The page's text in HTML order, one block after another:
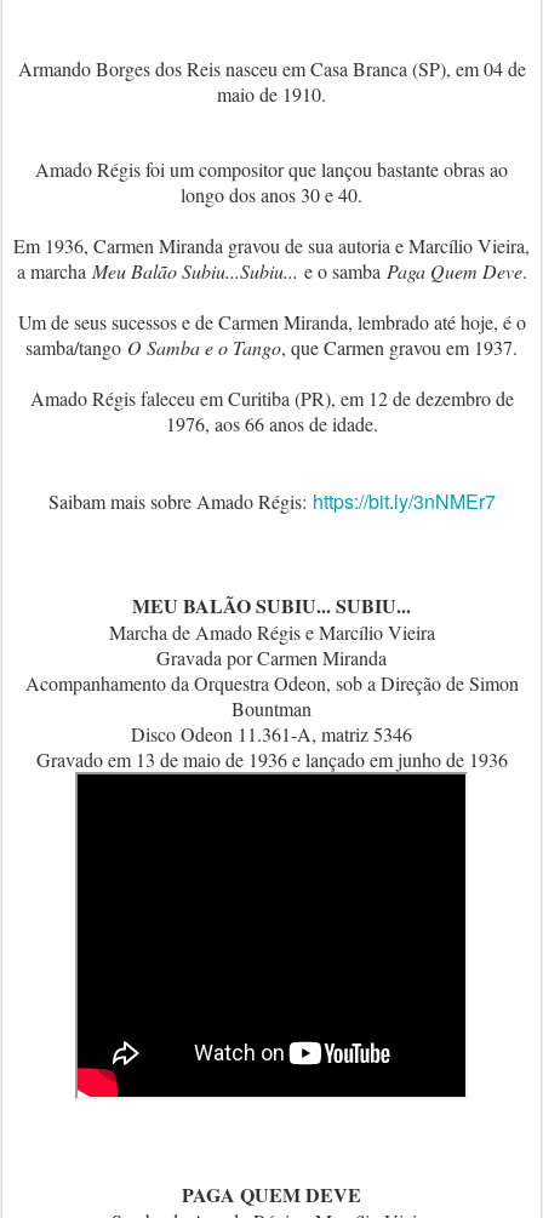
Armando Borges dos Reis nasceu em Casa Branca (SP), em 04 de
maio de 1910.
Amado Régis foi um compositor que lançou bastante obras ao
longo dos anos 30 e 40.
Em 1936, Carmen Miranda gravou de sua autoria e Marcílio Vieira,
a marcha Meu Balão Subiu...Subiu... e o samba Paga Quem Deve.
Um de seus sucessos e de Carmen Miranda, lembrado até hoje, é o
samba/tango O Samba e o Tango, que Carmen gravou em 1937.
Amado Régis faleceu em Curitiba (PR), em 12 de dezembro de
1976, aos 66 anos de idade.
Saibam mais sobre Amado Régis: https://bit.ly/3nNMEr7
MEU BALÃO SUBIU... SUBIU...
Marcha de Amado Régis e Marcílio Vieira
Gravada por Carmen Miranda
Acompanhamento da Orquestra Odeon, sob a Direção de Simon
Bountman
Disco Odeon 11.361-A, matriz 5346
Gravado em 13 de maio de 1936 e lançado em junho de 1936
PAGA QUEM DEVE